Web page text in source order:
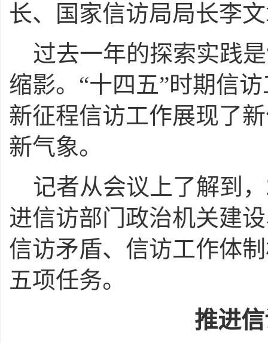
长、国家信访局局长李
过去一年的探索实践
缩影。“十四五”时期信
新征程信访工作展现了
新气象。
记者从会议上了解到
进信访部门政治机关建
信访矛盾、信访工作体
五项任务。
推进